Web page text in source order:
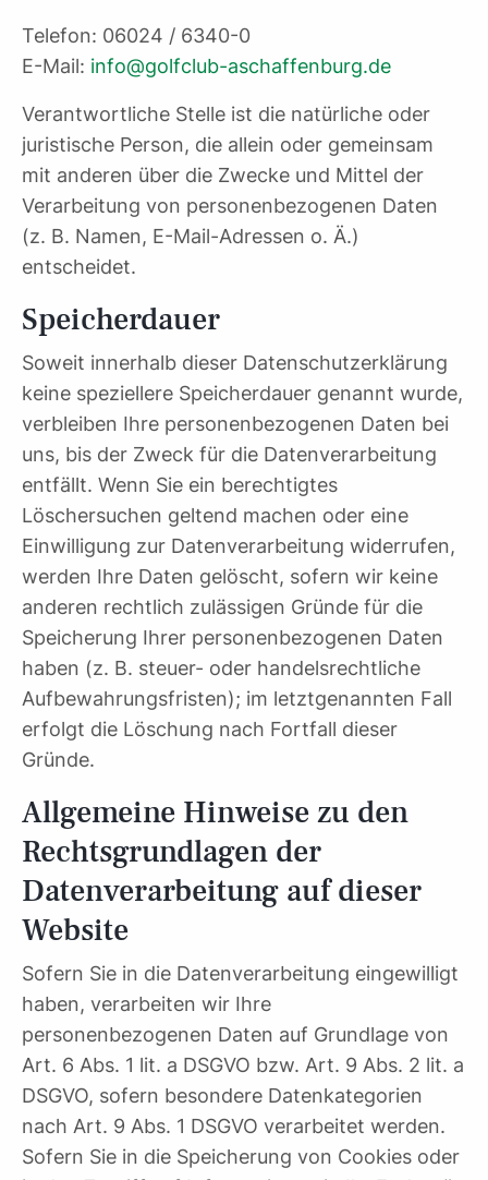
Telefon: 06024 / 6340-0
E-Mail: info@golfclub-aschaffenburg.de
Verantwortliche Stelle ist die natürliche oder
juristische Person, die allein oder gemeinsam
mit anderen über die Zwecke und Mittel der
Verarbeitung von personenbezogenen Daten
(z. B. Namen, E-Mail-Adressen o. Ä.)
entscheidet.
Speicherdauer
Soweit innerhalb dieser Datenschutzerklärung
keine speziellere Speicherdauer genannt wurde,
verbleiben Ihre personenbezogenen Daten bei
uns, bis der Zweck für die Datenverarbeitung
entfällt. Wenn Sie ein berechtigtes
Löschersuchen geltend machen oder eine
Einwilligung zur Datenverarbeitung widerrufen,
werden Ihre Daten gelöscht, sofern wir keine
anderen rechtlich zulässigen Gründe für die
Speicherung Ihrer personenbezogenen Daten
haben (z. B. steuer- oder handelsrechtliche
Aufbewahrungsfristen); im letztgenannten Fall
erfolgt die Löschung nach Fortfall dieser
Gründe.
Allgemeine Hinweise zu den
Rechtsgrundlagen der
Datenverarbeitung auf dieser
Website
Sofern Sie in die Datenverarbeitung eingewilligt
haben, verarbeiten wir Ihre
personenbezogenen Daten auf Grundlage von
Art. 6 Abs. 1 lit. a DSGVO bzw. Art. 9 Abs. 2 lit. a
DSGVO, sofern besondere Datenkategorien
nach Art. 9 Abs. 1 DSGVO verarbeitet werden.
Sofern Sie in die Speicherung von Cookies oder